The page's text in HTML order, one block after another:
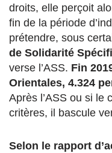
droits, elle perçoit
fin de la période
prétendre, sous
de Solidarité
verse l’ASS. Fin
Orientales, 4.324
Après l’ASS ou si le
critères, il bascule
Selon le rapport